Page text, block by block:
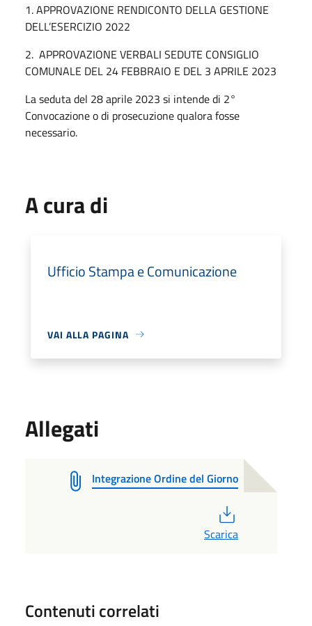
1. APPROVAZIONE RENDICONTO DELLA GESTIONE
DELL’ESERCIZIO 2022
2. APPROVAZIONE VERBALI SEDUTE CONSIGLIO
COMUNALE DEL 24 FEBBRAIO E DEL 3 APRILE 2023
La seduta del 28 aprile 2023 si intende di 2°
Convocazione o di prosecuzione qualora fosse
necessario.
A cura di
Ufficio Stampa e Comunicazione
VAI ALLA PAGINA
Allegati
Integrazione Ordine del Giorno
Scarica
Contenuti correlati